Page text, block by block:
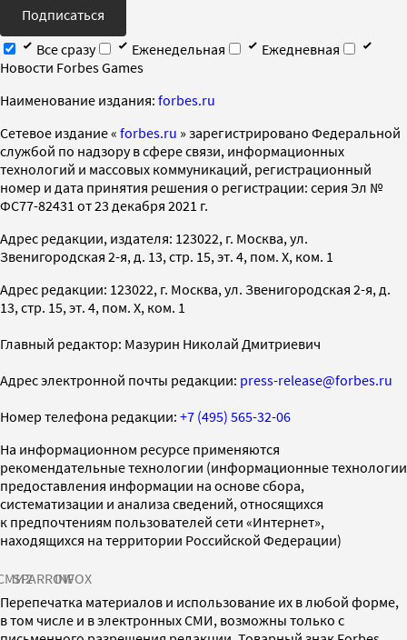
Подписаться
Все сразу
Еженедельная
Ежедневная
Новости Forbes Games
Наименование издания: forbes.ru
Cетевое издание « forbes.ru » зарегистрировано Федеральной
службой по надзору в сфере связи, информационных
технологий и массовых коммуникаций, регистрационный
номер и дата принятия решения о регистрации: серия Эл №
ФС77-82431 от 23 декабря 2021 г.
Адрес редакции, издателя: 123022, г. Москва, ул.
Звенигородская 2-я, д. 13, стр. 15, эт. 4, пом. X, ком. 1
Адрес редакции: 123022, г. Москва, ул. Звенигородская 2-я, д.
13, стр. 15, эт. 4, пом. X, ком. 1
Главный редактор: Мазурин Николай Дмитриевич
Адрес электронной почты редакции: press-release@forbes.ru
Номер телефона редакции: +7 (495) 565-32-06
На информационном ресурсе применяются
рекомендательные технологии (информационные технологии
предоставления информации на основе сбора,
систематизации и анализа сведений, относящихся
к предпочтениям пользователей сети «Интернет»,
находящихся на территории Российской Федерации)
SPARROWINFOX
Перепечатка материалов и использование их в любой форме,
в том числе и в электронных СМИ, возможны только с